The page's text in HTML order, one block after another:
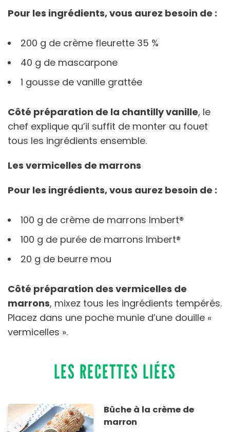
Pour les ingrédients, vous aurez besoin de :
200 g de crème fleurette 35 %
40 g de mascarpone
1 gousse de vanille grattée
Côté préparation de la chantilly vanille, le
chef explique qu’il suffit de monter au fouet
tous les ingrédients ensemble.
Les vermicelles de marrons
Pour les ingrédients, vous aurez besoin de :
100 g de crème de marrons Imbert®️
100 g de purée de marrons Imbert®️
20 g de beurre mou
Côté préparation des vermicelles de
marrons, mixez tous les ingrédients tempérés.
Placez dans une poche munie d’une douille «
vermicelles ».
LES RECETTES LIÉES
Bûche à la crème de
marron